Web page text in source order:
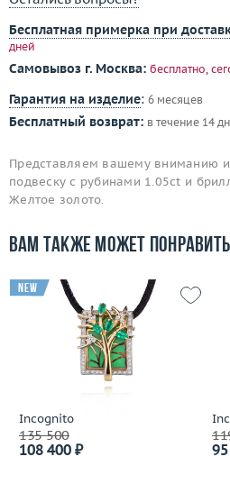
Бесплатная примерка при
дней
Самовывоз г. Москва: бесплатно,
Гарантия на изделие: 6 месяцев
Бесплатный возврат: в течение 14
Представляем вашему вниманию
подвеску с рубинами 1.05ct и
Желтое золото.
Вам также может
Incognito
135 500
108 400 ₽
new